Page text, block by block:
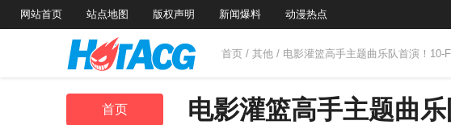
网站首页 站点地图 版权声明 新闻爆料 动漫热点
首页 / 其他 / 电影灌篮高手主题曲乐队首演！10-
首页
电影灌篮高手主题曲